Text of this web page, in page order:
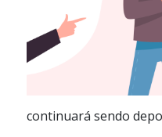
continuará sendo